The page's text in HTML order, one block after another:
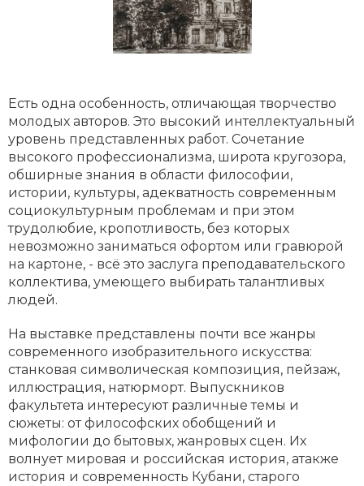
Есть одна особенность, отличающая творчество
молодых авторов. Это высокий интеллектуальный
уровень представленных работ. Сочетание
высокого профессионализма, широта кругозора,
обширные знания в области философии,
истории, культуры, адекватность современным
социокультурным проблемам и при этом
трудолюбие, кропотливость, без которых
невозможно заниматься офортом или гравюрой
на картоне, - всё это заслуга преподавательского
коллектива, умеющего выбирать талантливых
людей.
На выставке представлены почти все жанры
современного изобразительного искусства:
станковая символическая композиция, пейзаж,
иллюстрация, натюрморт. Выпускников
факультета интересуют различные темы и
сюжеты: от философских обобщений и
мифологии до бытовых, жанровых сцен. Их
волнует мировая и российская история, атакже
история и современность Кубани, старого